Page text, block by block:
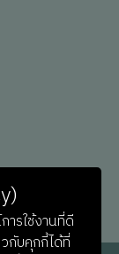
ารใช้งานที่ดี
กับคุกกี้ได้ที่